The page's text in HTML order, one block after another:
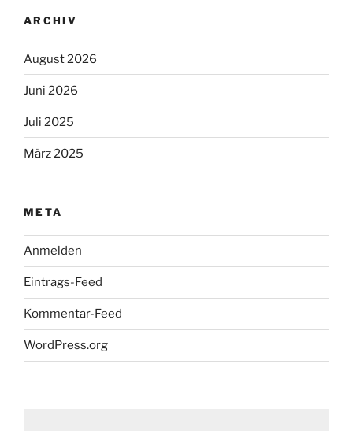
ARCHIV
August 2026
Juni 2026
Juli 2025
März 2025
META
Anmelden
Eintrags-Feed
Kommentar-Feed
WordPress.org